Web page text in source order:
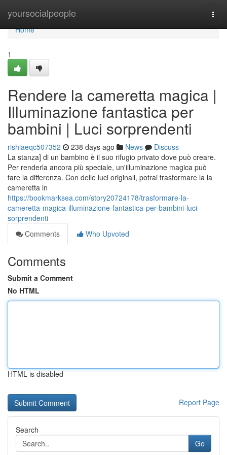
yoursocialpeople
Home
Home
1
Rendere la cameretta magica |
Illuminazione fantastica per
bambini | Luci sorprendenti
rishiaeqc507352 238 days ago News
Discuss
La stanza] di un bambino è il suo rifugio privato dove può creare.
Per renderla ancora più speciale, un'illuminazione magica può
fare la differenza. Con delle luci originali, potrai trasformare la la
cameretta in
https://bookmarksea.com/story20724178/trasformare-la-
cameretta-magica-illuminazione-fantastica-per-bambini-luci-
sorprendenti
Comments
Who Upvoted
Comments
Submit a Comment
No HTML
HTML is disabled
Report Page
Search
Go